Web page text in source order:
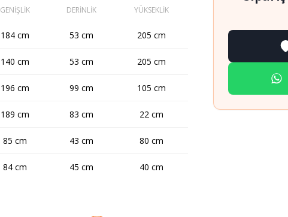
GENİŞLİK DERİNLİK YÜKSEKLİK
184 cm 53 cm 205 cm
140 cm 53 cm 205 cm
196 cm 99 cm 105 cm
189 cm 83 cm 22 cm
85 cm 43 cm 80 cm
84 cm 45 cm 40 cm